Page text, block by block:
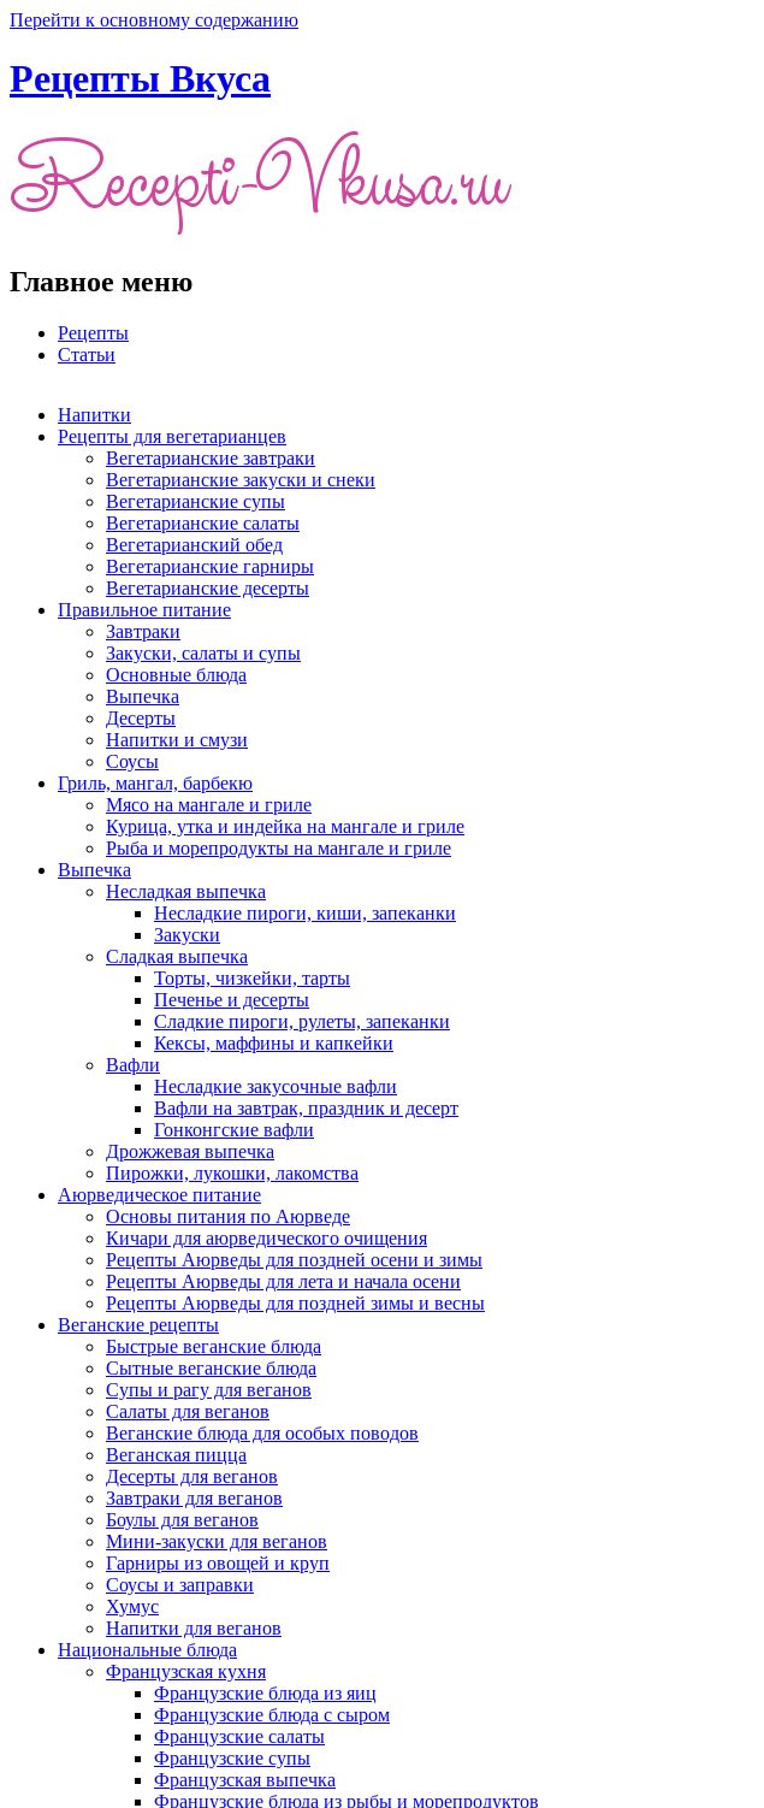
Перейти к основному содержанию
Рецепты Вкуса
Главное меню
Рецепты
Статьи
Напитки
Рецепты для вегетарианцев
Вегетарианские завтраки
Вегетарианские закуски и снеки
Вегетарианские супы
Вегетарианские салаты
Вегетарианский обед
Вегетарианские гарниры
Вегетарианские десерты
Правильное питание
Завтраки
Закуски, салаты и супы
Основные блюда
Выпечка
Десерты
Напитки и смузи
Соусы
Гриль, мангал, барбекю
Мясо на мангале и гриле
Курица, утка и индейка на мангале и гриле
Рыба и морепродукты на мангале и гриле
Выпечка
Несладкая выпечка
Несладкие пироги, киши, запеканки
Закуски
Сладкая выпечка
Торты, чизкейки, тарты
Печенье и десерты
Сладкие пироги, рулеты, запеканки
Кексы, маффины и капкейки
Вафли
Несладкие закусочные вафли
Вафли на завтрак, праздник и десерт
Гонконгские вафли
Дрожжевая выпечка
Пирожки, лукошки, лакомства
Аюрведическое питание
Основы питания по Аюрведе
Кичари для аюрведического очищения
Рецепты Аюрведы для поздней осени и зимы
Рецепты Аюрведы для лета и начала осени
Рецепты Аюрведы для поздней зимы и весны
Веганские рецепты
Быстрые веганские блюда
Сытные веганские блюда
Супы и рагу для веганов
Салаты для веганов
Веганские блюда для особых поводов
Веганская пицца
Десерты для веганов
Завтраки для веганов
Боулы для веганов
Мини-закуски для веганов
Гарниры из овощей и круп
Соусы и заправки
Хумус
Напитки для веганов
Национальные блюда
Французская кухня
Французские блюда из яиц
Французские блюда с сыром
Французские салаты
Французские супы
Французская выпечка
Французские блюда из рыбы и морепродуктов